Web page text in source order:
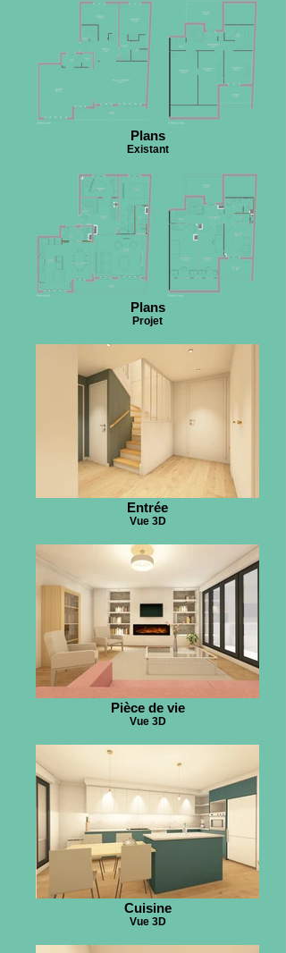
Plans
Existant
Plans
Projet
Entrée
Vue 3D
Pièce de vie
Vue 3D
Cuisine
Vue 3D